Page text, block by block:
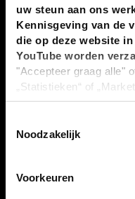
uw steun aan ons
Kennisgeving van de
die op deze website
YouTube worden
"Accepteer graag alle"
„Statistieken“ of
op "Selectie handmatig
overeenstemming met
VS zijn door het
gegevensbescherming
Noodzakelijk
Voorkeuren